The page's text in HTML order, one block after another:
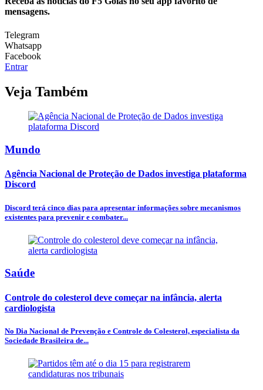
mensagens.
Telegram
Whatsapp
Facebook
Entrar
Veja Também
Mundo
Agência Nacional de Proteção de Dados investiga plataforma
Discord
Discord terá cinco dias para apresentar informações sobre mecanismos
existentes para prevenir e combater...
Saúde
Controle do colesterol deve começar na infância, alerta
cardiologista
No Dia Nacional de Prevenção e Controle do Colesterol, especialista da
Sociedade Brasileira de...